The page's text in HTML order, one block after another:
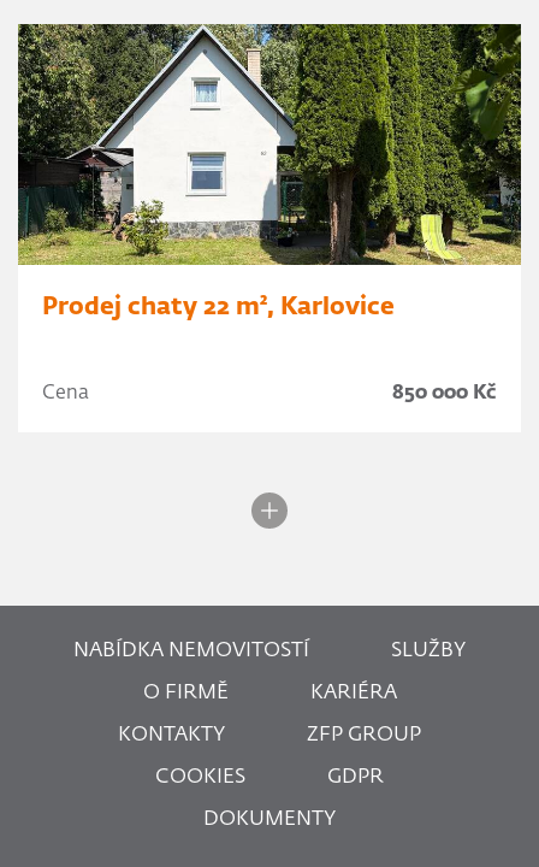
Prodej chaty 22 m², Karlovice
Cena 850 000 Kč
NABÍDKA NEMOVITOSTÍ SLUŽBY
O FIRMĚ KARIÉRA
KONTAKTY ZFP GROUP
COOKIES GDPR
DOKUMENTY